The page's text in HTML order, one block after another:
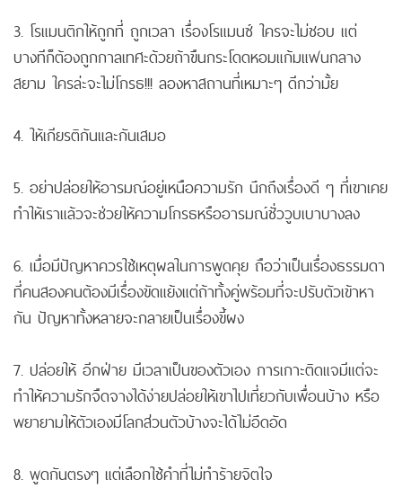
3. โรแมนติกให้ถูกที่ ถูกเวลา เรื่องโรแมนซ์ ใครจะไม่ชอบ แต่
บางทีก็ต้องถูกกาลเทศะด้วยถ้าขืนกระโดดหอมแก้มแฟนกลาง
สยาม ใครล่ะจะไม่โกรธ!!! ลองหาสถานที่เหมาะๆ ดีกว่ามั้ย
4. ให้เกียรติกันและกันเสมอ
5. อย่าปล่อยให้อารมณ์อยู่เหนือความรัก นึกถึงเรื่องดี ๆ ที่เขาเคย
ทำให้เราแล้วจะช่วยให้ความโกรธหรืออารมณ์ชั่ววูบเบาบางลง
6. เมื่อมีปัญหาควรใช้เหตุผลในการพูดคุย ถือว่าเป็นเรื่องธรรมดา
ที่คนสองคนต้องมีเรื่องขัดแย้งแต่ถ้าทั้งคู่พร้อมที่จะปรับตัวเข้าหา
กัน ปัญหาทั้งหลายจะกลายเป็นเรื่องขี้ผง
7. ปล่อยให้ อีกฝ่าย มีเวลาเป็นของตัวเอง การเกาะติดแจมีแต่จะ
ทำให้ความรักจืดจางได้ง่ายปล่อยให้เขาไปเที่ยวกับเพื่อนบ้าง หรือ
พยายามให้ตัวเองมีโลกส่วนตัวบ้างจะได้ไม่อึดอัด
8. พูดกันตรงๆ แต่เลือกใช้คำที่ไม่ทำร้ายจิตใจ